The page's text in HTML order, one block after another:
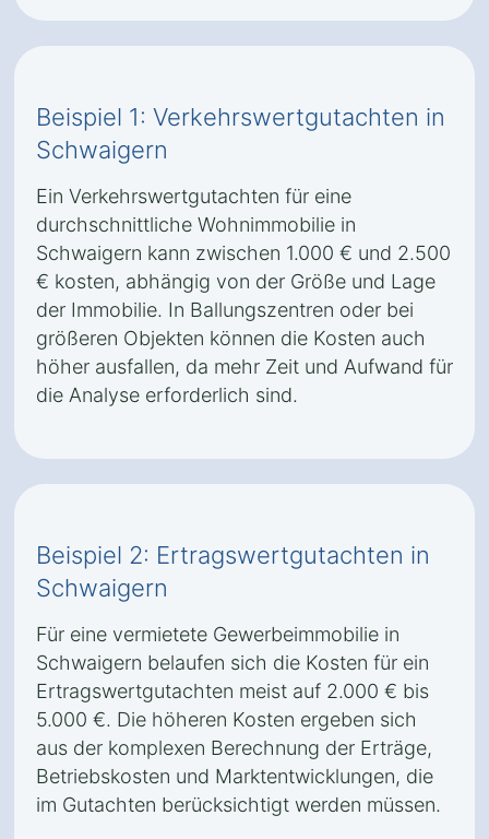
Beispiel 1: Verkehrswertgutachten in
Schwaigern
Ein Verkehrswertgutachten für eine
durchschnittliche Wohnimmobilie in
Schwaigern kann zwischen 1.000 € und 2.500
€ kosten, abhängig von der Größe und Lage
der Immobilie. In Ballungszentren oder bei
größeren Objekten können die Kosten auch
höher ausfallen, da mehr Zeit und Aufwand für
die Analyse erforderlich sind.
Beispiel 2: Ertragswertgutachten in
Schwaigern
Für eine vermietete Gewerbeimmobilie in
Schwaigern belaufen sich die Kosten für ein
Ertragswertgutachten meist auf 2.000 € bis
5.000 €. Die höheren Kosten ergeben sich
aus der komplexen Berechnung der Erträge,
Betriebskosten und Marktentwicklungen, die
im Gutachten berücksichtigt werden müssen.